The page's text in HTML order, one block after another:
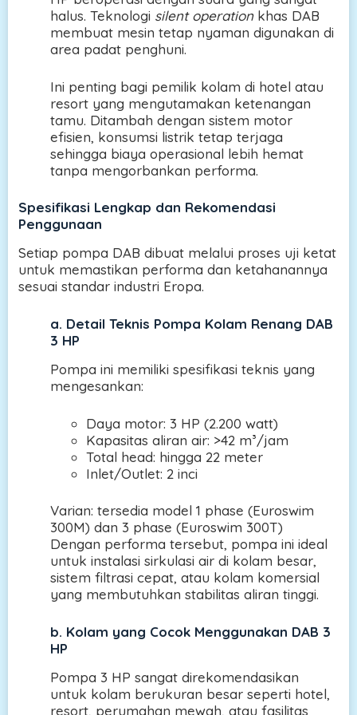
halus. Teknologi silent operationkhas DAB
membuat mesin tetap nyaman digunakan di
area padat penghuni.
Ini penting bagi pemilik kolam di hotel atau
resort yang mengutamakan ketenangan
tamu. Ditambah dengan sistem motor
efisien, konsumsi listrik tetap terjaga
sehingga biaya operasional lebih hemat
tanpa mengorbankan performa.
Spesifikasi Lengkap dan Rekomendasi
Penggunaan
Setiap pompa DAB dibuat melalui proses uji ketat
untuk memastikan performa dan ketahanannya
sesuai standar industri Eropa.
a. Detail Teknis Pompa Kolam Renang DAB
3 HP
Pompa ini memiliki spesifikasi teknis yang
mengesankan:
Daya motor: 3 HP (2.200 watt)
Kapasitas aliran air: >42 m³/jam
Total head: hingga 22 meter
Inlet/Outlet: 2 inci
Varian: tersedia model 1 phase (Euroswim
300M) dan 3 phase (Euroswim 300T)
Dengan performa tersebut, pompa ini ideal
untuk instalasi sirkulasi air di kolam besar,
sistem filtrasi cepat, atau kolam komersial
yang membutuhkan stabilitas aliran tinggi.
b. Kolam yang Cocok Menggunakan DAB 3
HP
Pompa 3 HP sangat direkomendasikan
untuk kolam berukuran besar seperti hotel,
resort, perumahan mewah, atau fasilitas